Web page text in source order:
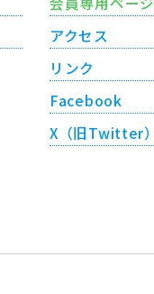
アクセス
リンク
Facebook
X（旧Twitter）